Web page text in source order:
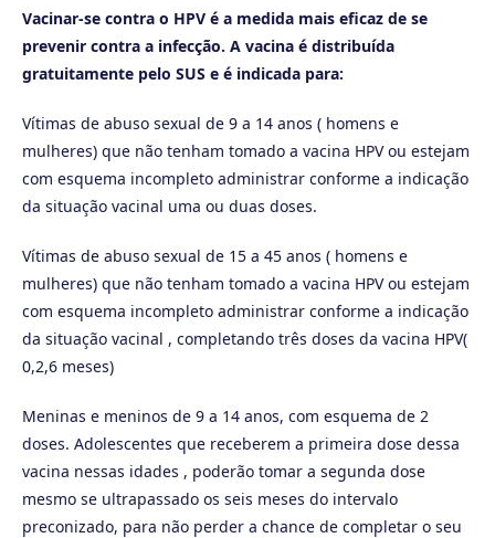
Vacinar-se contra o HPV é a medida mais eficaz de se
prevenir contra a infecção. A vacina é distribuída
gratuitamente pelo SUS e é indicada para:
Vítimas de abuso sexual de 9 a 14 anos ( homens e
mulheres) que não tenham tomado a vacina HPV ou estejam
com esquema incompleto administrar conforme a indicação
da situação vacinal uma ou duas doses.
Vítimas de abuso sexual de 15 a 45 anos ( homens e
mulheres) que não tenham tomado a vacina HPV ou estejam
com esquema incompleto administrar conforme a indicação
da situação vacinal , completando três doses da vacina HPV(
0,2,6 meses)
Meninas e meninos de 9 a 14 anos, com esquema de 2
doses. Adolescentes que receberem a primeira dose dessa
vacina nessas idades , poderão tomar a segunda dose
mesmo se ultrapassado os seis meses do intervalo
preconizado, para não perder a chance de completar o seu